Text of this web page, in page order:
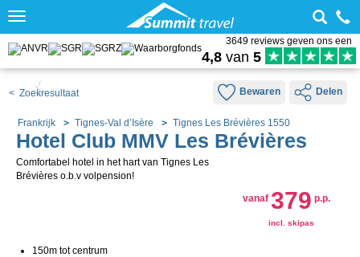
Toggle
3649 reviews geven ons een
4,8 van 5
< Zoekresultaat Bewaren Delen
Frankrijk Tignes-Val d’Isère Tignes Les Brévières 1550
Hotel Club MMV Les Brévières
Comfortabel hotel in het hart van Tignes Les
Brévières o.b.v volpension!
vanaf 379 p.p.
incl. skipas
150m tot centrum